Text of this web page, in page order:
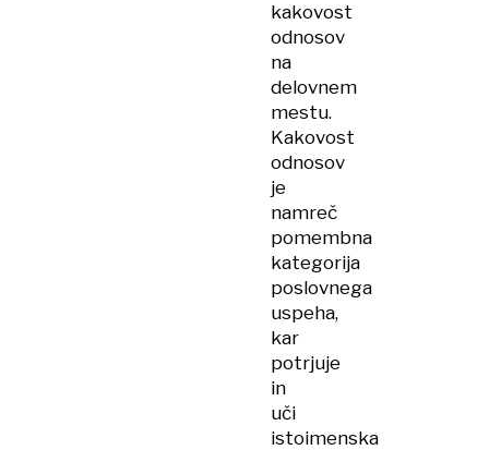
kakovost
odnosov
na
delovnem
mestu.
Kakovost
odnosov
je
namreč
pomembna
kategorija
poslovnega
uspeha,
kar
potrjuje
in
uči
istoimenska